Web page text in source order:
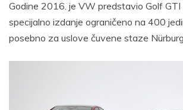
Godine 2016. je VW predstavio Golf GTI
specijalno izdanje ograničeno na 400
posebno za uslove čuvene staze